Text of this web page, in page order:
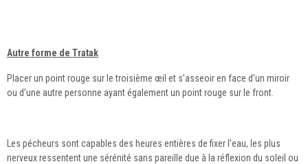
Autre forme de Tratak
Placer un point rouge sur le troisième œil et s’asseoir en face d’un miroir
ou d’une autre personne ayant également un point rouge sur le front.
Les pécheurs sont capables des heures entières de fixer l’eau, les plus
nerveux ressentent une sérénité sans pareille due à la réflexion du soleil ou